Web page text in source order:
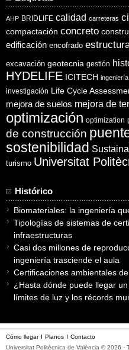
AHP BRIDLIFE calidad carreteras
compactación concreto
edificación encofrado
excavación geotecnia gestión
HYDELIFE ICITECH ingeniería
investigación Life Cycle
mejora de suelos mejora de
optimización optimization
de construcción
sostenibilidad
turismo Universitat
Histórico
Biomateriales: la ingeniería
Tipologías de sistemas de
infraestructuras
Casi dos millones de
ingeniería trasciende el aula
Certificaciones ambientales
¿Hasta dónde puede llegar
límites de luz y los récords
Cómo llegar Planos
Contacto
Universitat Politècnica de València © 2026 ·